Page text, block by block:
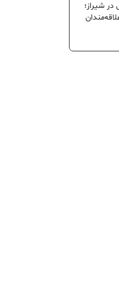
در شیراز؛